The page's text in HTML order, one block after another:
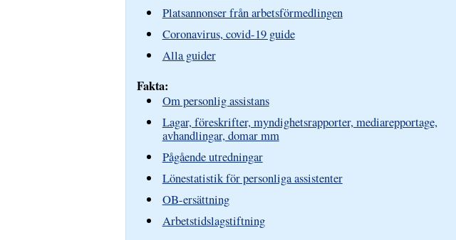
Platsannonser från arbetsförmedlingen
Coronavirus, covid-19 guide
Alla guider
Fakta:
Om personlig assistans
Lagar, föreskrifter, myndighetsrapporter, mediarepportage,
avhandlingar, domar mm
Pågående utredningar
Lönestatistik för personliga assistenter
OB-ersättning
Arbetstidslagstiftning